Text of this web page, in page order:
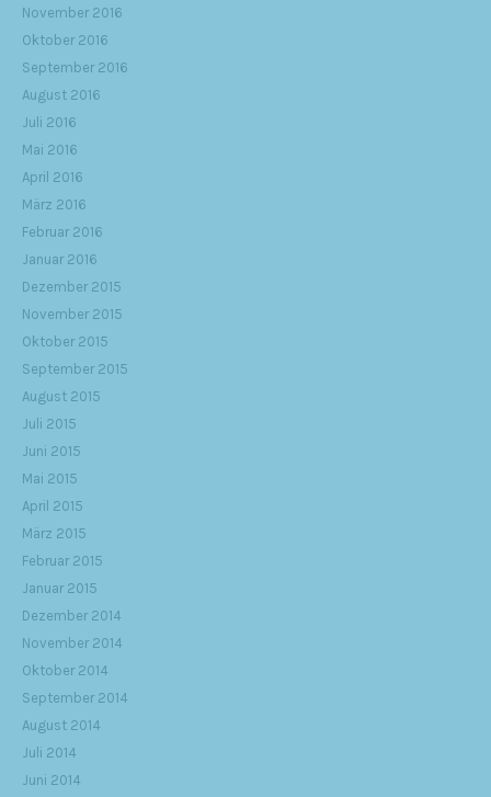
November 2016
Oktober 2016
September 2016
August 2016
Juli 2016
Mai 2016
April 2016
März 2016
Februar 2016
Januar 2016
Dezember 2015
November 2015
Oktober 2015
September 2015
August 2015
Juli 2015
Juni 2015
Mai 2015
April 2015
März 2015
Februar 2015
Januar 2015
Dezember 2014
November 2014
Oktober 2014
September 2014
August 2014
Juli 2014
Juni 2014